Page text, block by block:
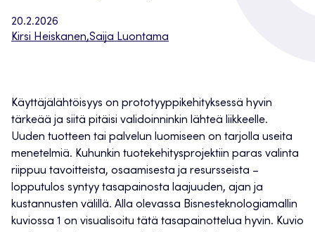
20.2.2026
Kirsi Heiskanen,Saija Luontama
Käyttäjälähtöisyys on prototyyppikehityksessä hyvin
tärkeää ja siitä pitäisi validoinninkin lähteä liikkeelle.
Uuden tuotteen tai palvelun luomiseen on tarjolla useita
menetelmiä. Kuhunkin tuotekehitysprojektiin paras valinta
riippuu tavoitteista, osaamisesta ja resursseista –
lopputulos syntyy tasapainosta laajuuden, ajan ja
kustannusten välillä. Alla olevassa Bisnesteknologiamallin
kuviossa 1 on visualisoitu tätä tasapainottelua hyvin. Kuvio